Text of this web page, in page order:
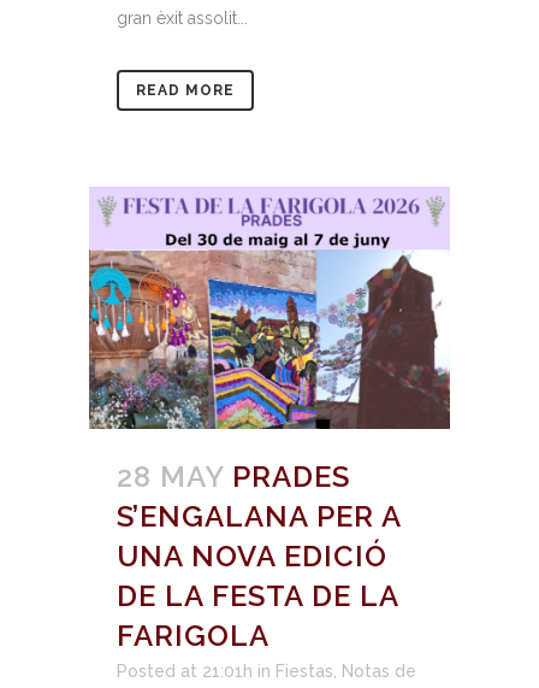
gran èxit assolit...
READ MORE
28 MAY PRADES
S’ENGALANA PER A
UNA NOVA EDICIÓ
DE LA FESTA DE LA
FARIGOLA
Posted at 21:01h in Fiestas
Notas de